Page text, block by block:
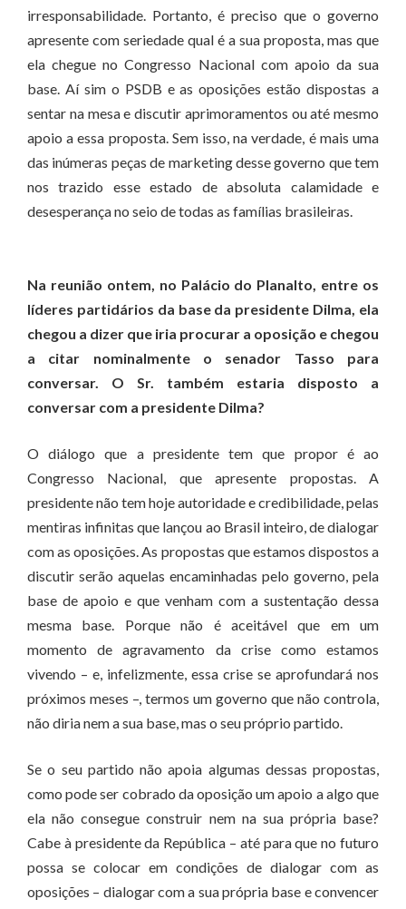
irresponsabilidade. Portanto, é preciso que o governo
apresente com seriedade qual é a sua proposta, mas que
ela chegue no Congresso Nacional com apoio da sua
base. Aí sim o PSDB e as oposições estão dispostas a
sentar na mesa e discutir aprimoramentos ou até mesmo
apoio a essa proposta. Sem isso, na verdade, é mais uma
das inúmeras peças de marketing desse governo que tem
nos trazido esse estado de absoluta calamidade e
desesperança no seio de todas as famílias brasileiras.
Na reunião ontem, no Palácio do Planalto, entre os
líderes partidários da base da presidente Dilma, ela
chegou a dizer que iria procurar a oposição e chegou
a citar nominalmente o senador Tasso para
conversar. O Sr. também estaria disposto a
conversar com a presidente Dilma?
O diálogo que a presidente tem que propor é ao
Congresso Nacional, que apresente propostas. A
presidente não tem hoje autoridade e credibilidade, pelas
mentiras infinitas que lançou ao Brasil inteiro, de dialogar
com as oposições. As propostas que estamos dispostos a
discutir serão aquelas encaminhadas pelo governo, pela
base de apoio e que venham com a sustentação dessa
mesma base. Porque não é aceitável que em um
momento de agravamento da crise como estamos
vivendo – e, infelizmente, essa crise se aprofundará nos
próximos meses –, termos um governo que não controla,
não diria nem a sua base, mas o seu próprio partido.
Se o seu partido não apoia algumas dessas propostas,
como pode ser cobrado da oposição um apoio a algo que
ela não consegue construir nem na sua própria base?
Cabe à presidente da República – até para que no futuro
possa se colocar em condições de dialogar com as
oposições – dialogar com a sua própria base e convencer